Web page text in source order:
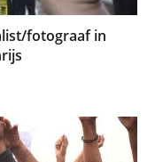
fotograaf in